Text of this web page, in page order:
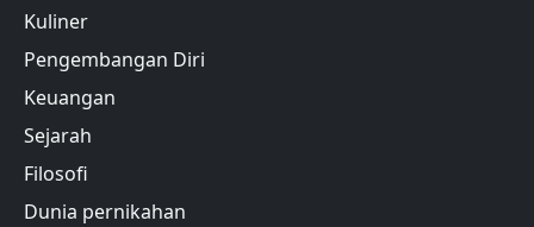
Kuliner
Pengembangan Diri
Keuangan
Sejarah
Filosofi
Dunia pernikahan